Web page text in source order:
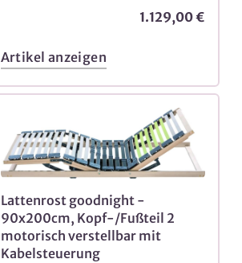
1.129,00 €
Artikel anzeigen
Lattenrost goodnight -
90x200cm, Kopf-/Fußteil 2
motorisch verstellbar mit
Kabelsteuerung